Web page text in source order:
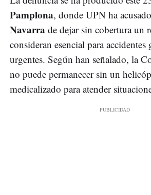
Pamplona, donde UPN ha
Navarra de dejar sin cobertura un
consideran esencial para accidentes
urgentes. Según han señalado, la
no puede permanecer sin un
medicalizado para atender